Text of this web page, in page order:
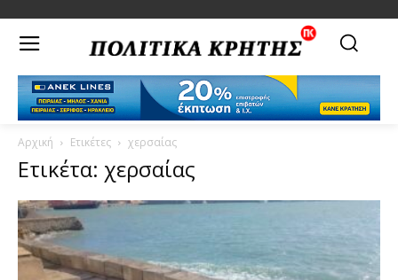
Αρχική Ετικέτες χερσαίας
Ετικέτα: χερσαίας